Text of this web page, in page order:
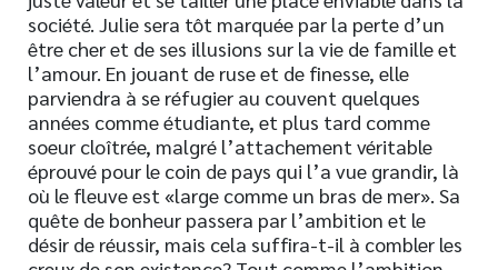
société. Julie sera tôt marquée par la perte d’un
être cher et de ses illusions sur la vie de famille et
l’amour. En jouant de ruse et de finesse, elle
parviendra à se réfugier au couvent quelques
années comme étudiante, et plus tard comme
soeur cloîtrée, malgré l’attachement véritable
éprouvé pour le coin de pays qui l’a vue grandir, là
où le fleuve est «large comme un bras de mer». Sa
quête de bonheur passera par l’ambition et le
désir de réussir, mais cela suffira-t-il à combler les